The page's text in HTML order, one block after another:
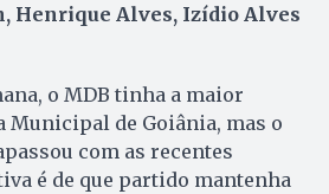
Henrique Alves, Izídio Alves
o MDB tinha a maior
Municipal de Goiânia, mas o
com as recentes
é de que partido mantenha